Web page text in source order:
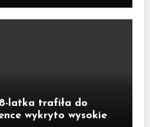
latka trafiła do
wykryto wysokie